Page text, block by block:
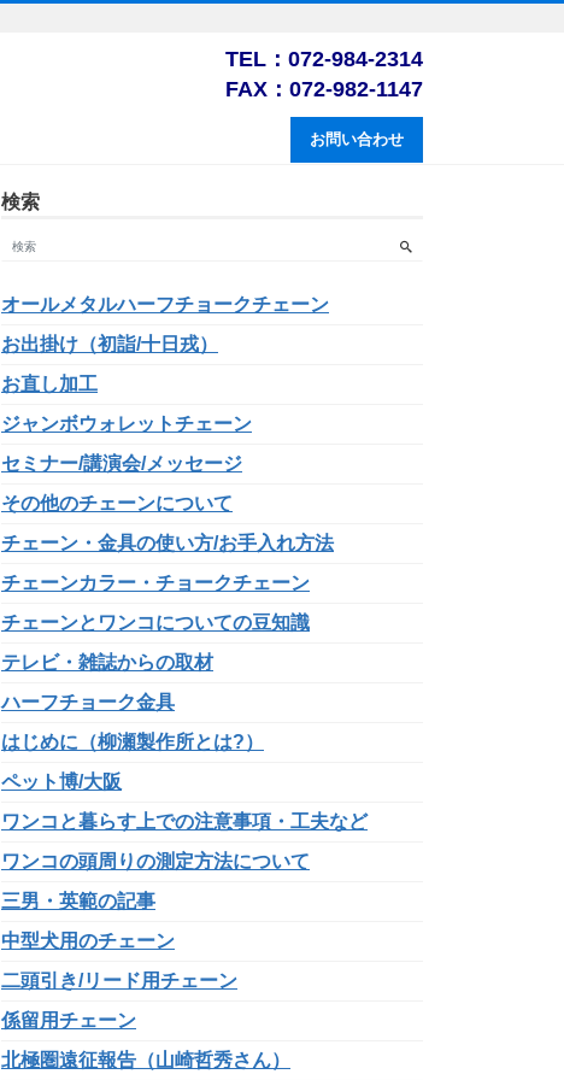
TEL：072-984-2314
FAX：072-982-1147
お問い合わせ
検索
オールメタルハーフチョークチェーン
お出掛け（初詣/十日戎）
お直し加工
ジャンボウォレットチェーン
セミナー/講演会/メッセージ
その他のチェーンについて
チェーン・金具の使い方/お手入れ方法
チェーンカラー・チョークチェーン
チェーンとワンコについての豆知識
テレビ・雑誌からの取材
ハーフチョーク金具
はじめに（柳瀬製作所とは?）
ペット博/大阪
ワンコと暮らす上での注意事項・工夫など
ワンコの頭周りの測定方法について
三男・英範の記事
中型犬用のチェーン
二頭引き/リード用チェーン
係留用チェーン
北極圏遠征報告（山崎哲秀さん）